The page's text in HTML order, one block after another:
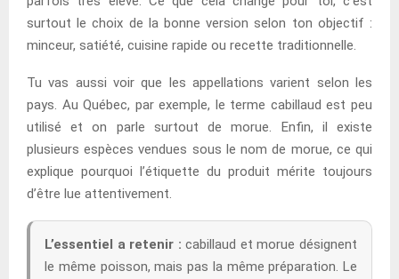
surtout le choix de la bonne version selon ton objectif :
minceur, satiété, cuisine rapide ou recette traditionnelle.
Tu vas aussi voir que les appellations varient selon les
pays. Au Québec, par exemple, le terme cabillaud est peu
utilisé et on parle surtout de morue. Enfin, il existe
plusieurs espèces vendues sous le nom de morue, ce qui
explique pourquoi l’étiquette du produit mérite toujours
d’être lue attentivement.
L’essentiel a retenir : cabillaud et morue désignent
le même poisson, mais pas la même préparation. Le